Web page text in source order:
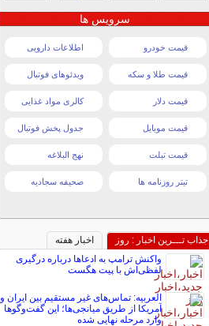
سرویس ها
قیمت خودرو اطلاعات دارویی
قیمت طلا و سکه ویدئوهای فوتبال
قیمت دلار کالری مواد غذایی
قیمت موبایل جدول پخش فوتبال
قیمت تبلت نهج البلاغه
تیتر روزنامه ها صحیفه سجادیه
جذاب تـــرین اخبار : روز
اخبار هفته
واکنش ترامپ به ادعاها درباره درگیری
لفظی‌اش با پیت هگست
العربیه: تماس‌های غیر مستقیم بین ایران و
آمریکا از طریق میانجی‌ها؛ این گفت‌و‌گو‌ها
وارد مرحله نهایی شده